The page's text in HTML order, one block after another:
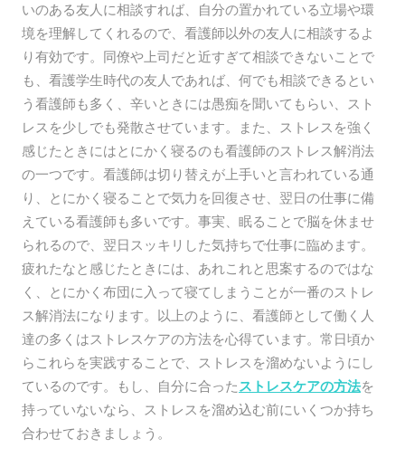
いのある友人に相談すれば、自分の置かれている立場や環
境を理解してくれるので、看護師以外の友人に相談するよ
り有効です。同僚や上司だと近すぎて相談できないことで
も、看護学生時代の友人であれば、何でも相談できるとい
う看護師も多く、辛いときには愚痴を聞いてもらい、スト
レスを少しでも発散させています。また、ストレスを強く
感じたときにはとにかく寝るのも看護師のストレス解消法
の一つです。看護師は切り替えが上手いと言われている通
り、とにかく寝ることで気力を回復させ、翌日の仕事に備
えている看護師も多いです。事実、眠ることで脳を休ませ
られるので、翌日スッキリした気持ちで仕事に臨めます。
疲れたなと感じたときには、あれこれと思案するのではな
く、とにかく布団に入って寝てしまうことが一番のストレ
ス解消法になります。以上のように、看護師として働く人
達の多くはストレスケアの方法を心得ています。常日頃か
らこれらを実践することで、ストレスを溜めないようにし
ているのです。もし、自分に合ったストレスケアの方法を
持っていないなら、ストレスを溜め込む前にいくつか持ち
合わせておきましょう。